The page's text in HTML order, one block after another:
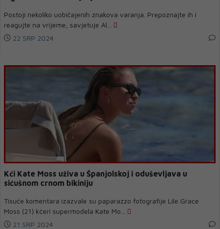
Postoji nekoliko uobičajenih znakova varanja. Prepoznajte ih i
reagujte na vrijeme, savjetuje Al...
22 SRP 2024
Kći Kate Moss uživa u Španjolskoj i oduševljava u
sićušnom crnom bikiniju
Tisuće komentara izazvale su paparazzo fotografije Lile Grace
Moss (21) kćeri supermodela Kate Mo...
21 SRP 2024